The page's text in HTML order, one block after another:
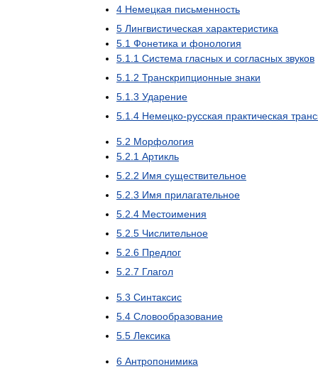
4 Немецкая письменность
5 Лингвистическая характеристика
5 1 Фонетика и фонология
5 1 1 Система гласных и согласных звуков
5 1 2 Транскрипционные знаки
5 1 3 Ударение
5 1 4 Немецко-русская практическая
5 2 Морфология
5 2 1 Артикль
5 2 2 Имя существительное
5 2 3 Имя прилагательное
5 2 4 Местоимения
5 2 5 Числительное
5 2 6 Предлог
5 2 7 Глагол
5 3 Синтаксис
5 4 Словообразование
5 5 Лексика
6 Антропонимика